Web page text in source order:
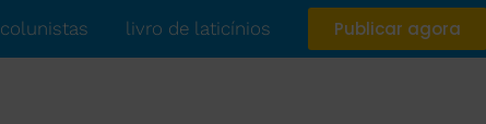
colunistas livro de laticínios Publicar agora